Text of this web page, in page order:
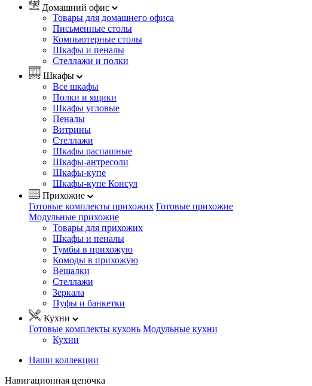
Домашний офис
Товары для домашнего офиса
Письменные столы
Компьютерные столы
Шкафы и пеналы
Стеллажи и полки
Шкафы
Все шкафы
Полки и ящики
Шкафы угловые
Пеналы
Витрины
Стеллажи
Шкафы распашные
Шкафы-антресоли
Шкафы-купе
Шкафы-купе Консул
Прихожие
Готовые комплекты прихожих Готовые прихожие
Модульные прихожие
Товары для прихожих
Шкафы и пеналы
Тумбы в прихожую
Комоды в прихожую
Вешалки
Стеллажи
Зеркала
Пуфы и банкетки
Кухни
Готовые комплекты кухонь Модульные кухни
Кухни
Наши коллекции
Навигационная цепочка